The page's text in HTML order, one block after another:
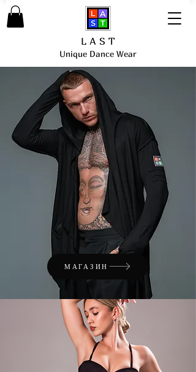
Unique Dance Wear
L A S T
МАГАЗИН